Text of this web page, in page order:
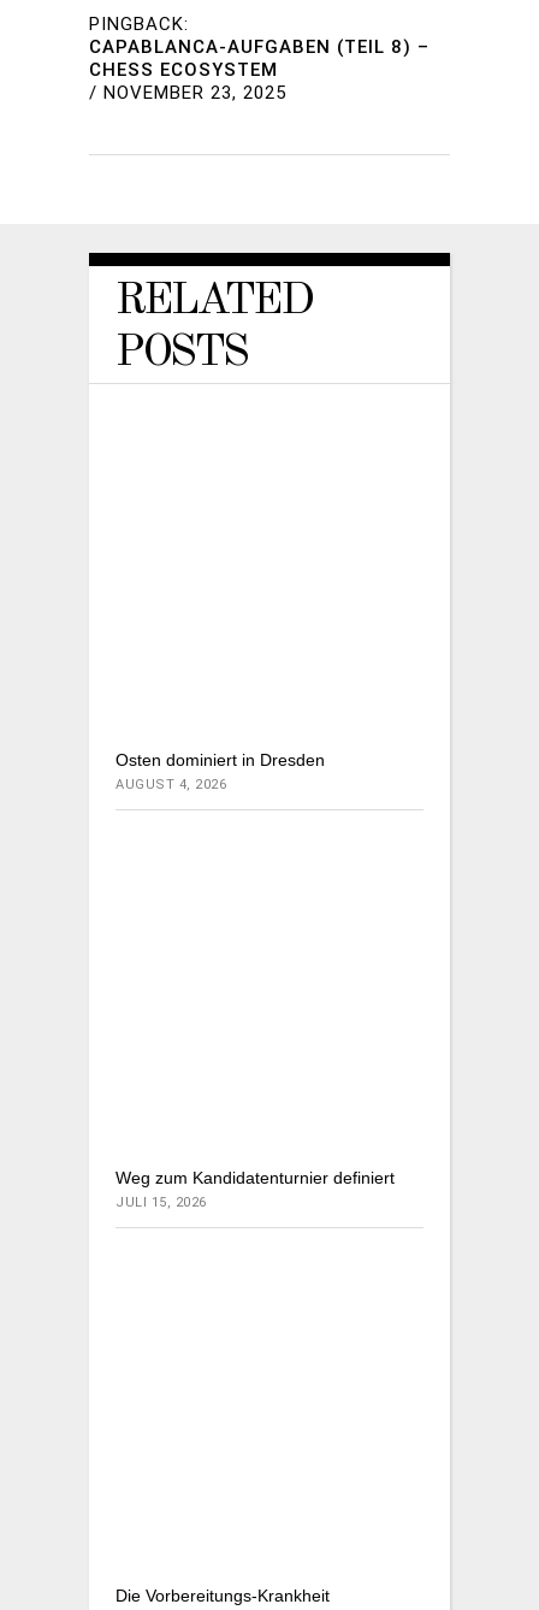
PINGBACK:
CAPABLANCA-AUFGABEN (TEIL 8) –
CHESS ECOSYSTEM
/ NOVEMBER 23, 2025
RELATED
POSTS
Osten dominiert in Dresden
AUGUST 4, 2026
Weg zum Kandidatenturnier definiert
JULI 15, 2026
Die Vorbereitungs-Krankheit